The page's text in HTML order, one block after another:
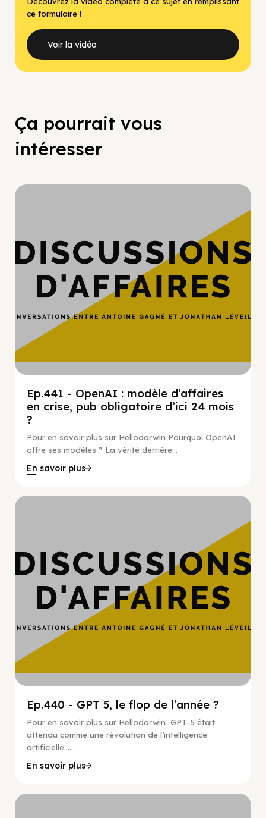
ce formulaire !
Voir la vidéo
Ça pourrait vous
intéresser
Ep.441 - OpenAI : modèle d’affaires
en crise, pub obligatoire d’ici 24 mois
?
Pour en savoir plus sur Hellodarwin Pourquoi OpenAI
offre ses modèles ? La vérité derrière...
En savoir plus
Ep.440 - GPT 5, le flop de l’année ?
Pour en savoir plus sur Hellodarwin GPT-5 était
attendu comme une révolution de l’intelligence
artificielle…...
En savoir plus